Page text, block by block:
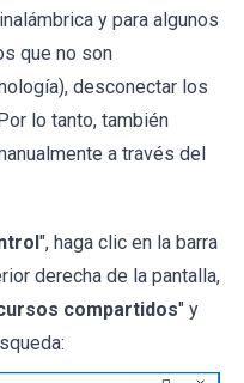
y para algunos
que no son
desconectar los
lo tanto, también
a través del
", haga clic en la barra
derecha de la pantalla,
compartidos" y